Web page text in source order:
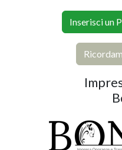
Inserisci un